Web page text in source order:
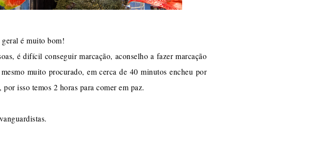
geral é muito bom!
é difícil conseguir marcação, aconselho a fazer marcação
muito procurado, em cerca de 40 minutos encheu por
isso temos 2 horas para comer em paz.